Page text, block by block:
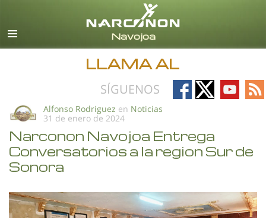
Español
Todas las Regiones/Idiomas
LLAMA AL
SÍGUENOS
Follow
on
Follow
on
Follow
on
on
Alfonso Rodriguez en Noticias
31 de enero de 2024
Narconon Navojoa Entrega
Conversatorios a la region Sur de
Sonora